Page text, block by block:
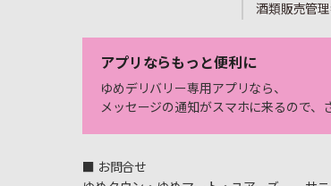
酒類販売管
アプリならもっと便利に
ゆめデリバリー専用アプリなら、
メッセージの通知がスマホに来るので、
■ お問合せ